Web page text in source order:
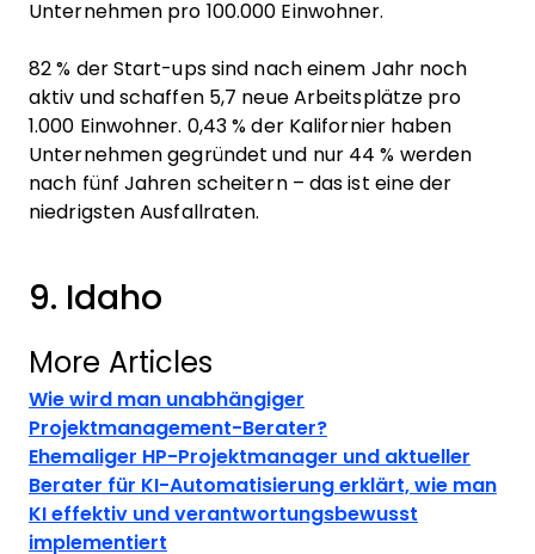
Unternehmen pro 100.000 Einwohner.
82 % der Start-ups sind nach einem Jahr noch
aktiv und schaffen 5,7 neue Arbeitsplätze pro
1.000 Einwohner. 0,43 % der Kalifornier haben
Unternehmen gegründet und nur 44 % werden
nach fünf Jahren scheitern – das ist eine der
niedrigsten Ausfallraten.
9. Idaho
More Articles
Wie wird man unabhängiger
Projektmanagement-Berater?
Ehemaliger HP-Projektmanager und aktueller
Berater für KI-Automatisierung erklärt, wie man
KI effektiv und verantwortungsbewusst
implementiert